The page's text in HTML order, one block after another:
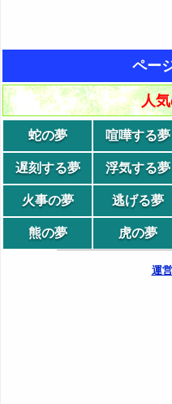
ペー
人
蛇の夢 喧嘩する夢
遅刻する夢 浮気する夢
火事の夢 逃げる夢
熊の夢 虎の夢
運